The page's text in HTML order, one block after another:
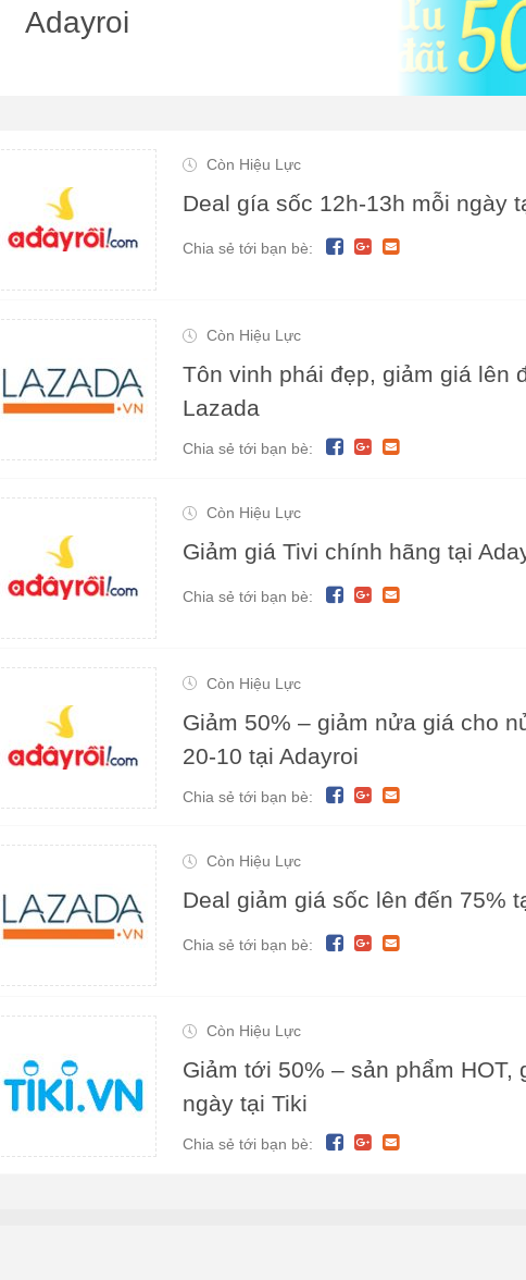
Adayroi
Còn Hiệu Lực
Deal gía sốc 12h-13h mỗi ngày
Chia sẻ tới bạn bè:
Còn Hiệu Lực
Tôn vinh phái đẹp, giảm giá lên
Lazada
Chia sẻ tới bạn bè:
Còn Hiệu Lực
Giảm giá Tivi chính hãng tại
Chia sẻ tới bạn bè:
Còn Hiệu Lực
Giảm 50% – giảm nửa giá cho
20-10 tại Adayroi
Chia sẻ tới bạn bè:
Còn Hiệu Lực
Deal giảm giá sốc lên đến 75%
Chia sẻ tới bạn bè:
Còn Hiệu Lực
Giảm tới 50% – sản phẩm HOT,
ngày tại Tiki
Chia sẻ tới bạn bè: